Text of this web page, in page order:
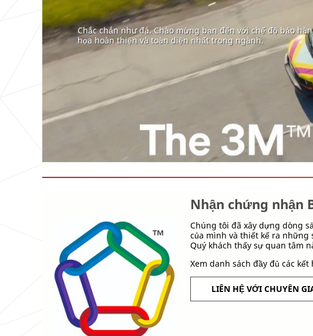
Chắc chắn như đá. Chào mừng bạn đến với chế độ bảo
họa hoàn thiện và toàn diện nhất trong ngành.
Nhận chứng nhận
Chúng tôi đã xây dựng dòng
của mình và thiết kế ra những
Quý khách thấy sự quan tâm
Xem danh sách đầy đủ các
LIÊN HỆ VỚI CHUYÊN